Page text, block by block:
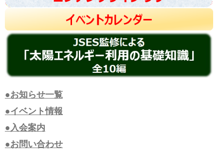
●お知らせ一覧
●イベント情報
●入会案内
●お問い合わせ